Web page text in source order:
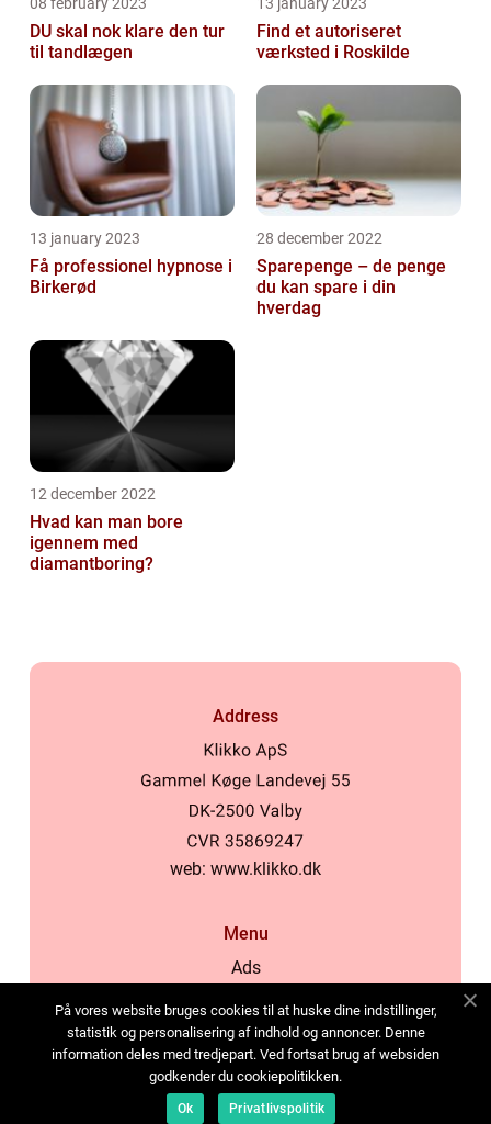
DU skal nok klare den tur
til tandlægen
Find et autoriseret
værksted i Roskilde
13 january 2023
Få professionel hypnose i
Birkerød
28 december 2022
Sparepenge – de penge
du kan spare i din
hverdag
12 december 2022
Hvad kan man bore
igennem med
diamantboring?
Address
web: www.klikko.dk
Menu
Ads
Cookies
Contact
Sitemap
På vores website bruges cookies til at huske dine indstillinger,
statistik og personalisering af indhold og annoncer. Denne
information deles med tredjepart. Ved fortsat brug af websiden
godkender du cookiepolitikken.
Ok Privatlivspolitik